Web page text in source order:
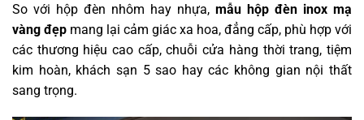
So với hộp đèn nhôm hay nhựa, mẫu hộp đèn inox mạ
vàng đẹp mang lại cảm giác xa hoa, đẳng cấp, phù hợp với
các thương hiệu cao cấp, chuỗi cửa hàng thời trang, tiệm
kim hoàn, khách sạn 5 sao hay các không gian nội thất
sang trọng.